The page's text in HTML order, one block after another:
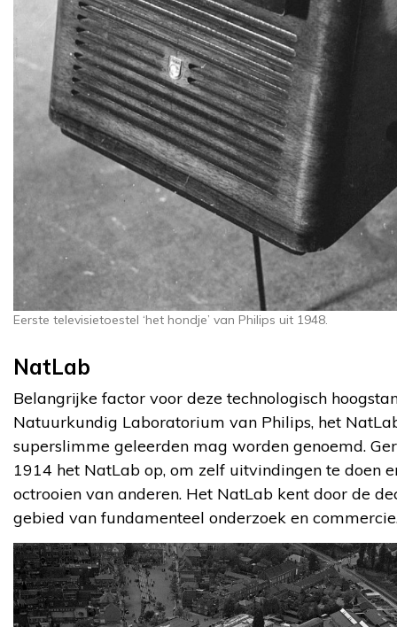
Eerste televisietoestel ‘het hondje’ van Philips uit 1948.
NatLab
Belangrijke factor voor deze technologisch
Natuurkundig Laboratorium van Philips, het
superslimme geleerden mag worden genoemd.
1914 het NatLab op, om zelf uitvindingen te doen
octrooien van anderen. Het NatLab kent door de
gebied van fundamenteel onderzoek en